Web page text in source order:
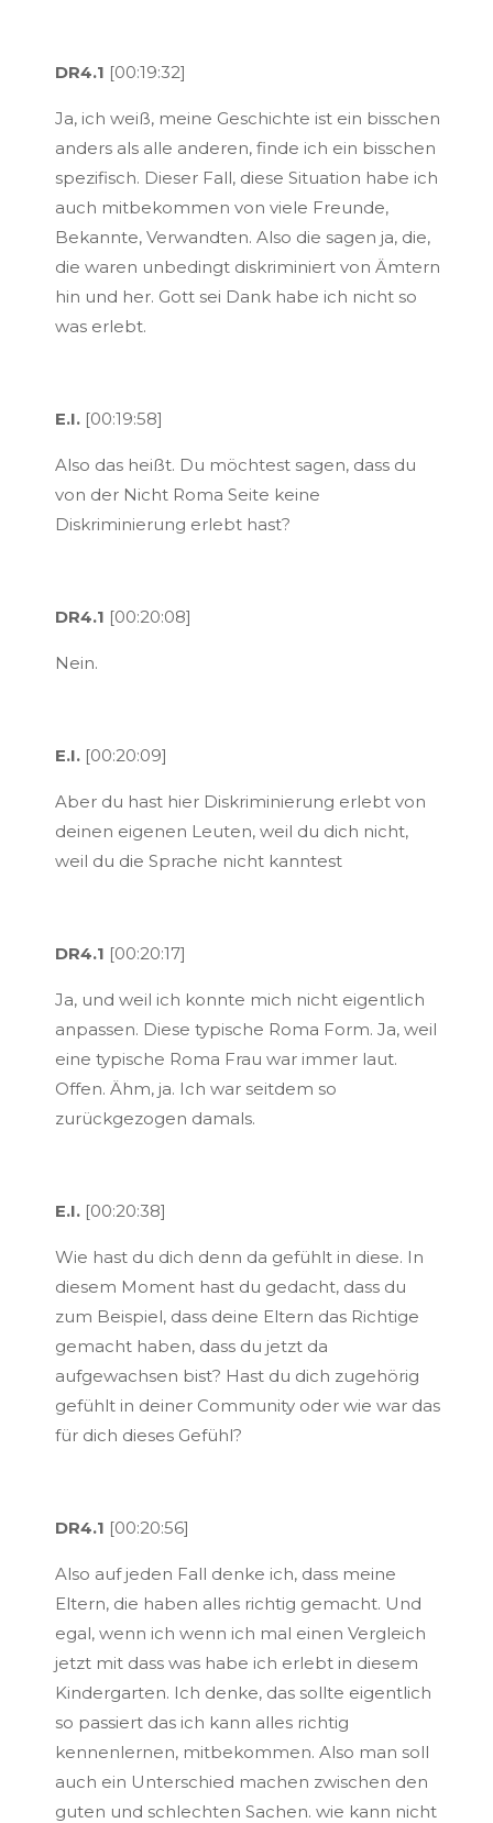
DR4.1 [00:19:32]
Ja, ich weiß, meine Geschichte ist ein bisschen
anders als alle anderen, finde ich ein bisschen
spezifisch. Dieser Fall, diese Situation habe ich
auch mitbekommen von viele Freunde,
Bekannte, Verwandten. Also die sagen ja, die,
die waren unbedingt diskriminiert von Ämtern
hin und her. Gott sei Dank habe ich nicht so
was erlebt.
E.I. [00:19:58]
Also das heißt. Du möchtest sagen, dass du
von der Nicht Roma Seite keine
Diskriminierung erlebt hast?
DR4.1 [00:20:08]
Nein.
E.I. [00:20:09]
Aber du hast hier Diskriminierung erlebt von
deinen eigenen Leuten, weil du dich nicht,
weil du die Sprache nicht kanntest
DR4.1 [00:20:17]
Ja, und weil ich konnte mich nicht eigentlich
anpassen. Diese typische Roma Form. Ja, weil
eine typische Roma Frau war immer laut.
Offen. Ähm, ja. Ich war seitdem so
zurückgezogen damals.
E.I. [00:20:38]
Wie hast du dich denn da gefühlt in diese. In
diesem Moment hast du gedacht, dass du
zum Beispiel, dass deine Eltern das Richtige
gemacht haben, dass du jetzt da
aufgewachsen bist? Hast du dich zugehörig
gefühlt in deiner Community oder wie war das
für dich dieses Gefühl?
DR4.1 [00:20:56]
Also auf jeden Fall denke ich, dass meine
Eltern, die haben alles richtig gemacht. Und
egal, wenn ich wenn ich mal einen Vergleich
jetzt mit dass was habe ich erlebt in diesem
Kindergarten. Ich denke, das sollte eigentlich
so passiert das ich kann alles richtig
kennenlernen, mitbekommen. Also man soll
auch ein Unterschied machen zwischen den
guten und schlechten Sachen. wie kann nicht